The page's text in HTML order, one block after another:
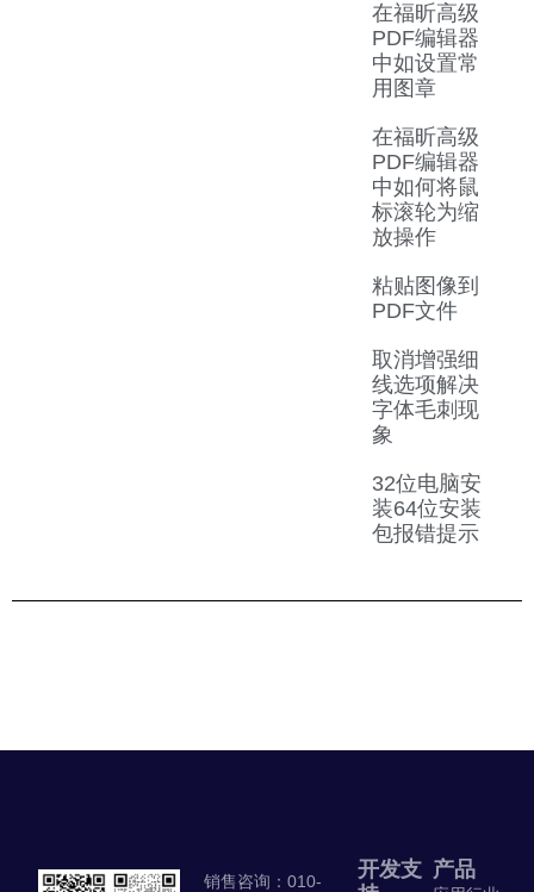
在福昕高级
PDF编辑器
中如设置常
用图章
在福昕高级
PDF编辑器
中如何将鼠
标滚轮为缩
放操作
粘贴图像到
PDF文件
取消增强细
线选项解决
字体毛刺现
象
32位电脑安
装64位安装
包报错提示
产品
开发支
销售咨询：010-